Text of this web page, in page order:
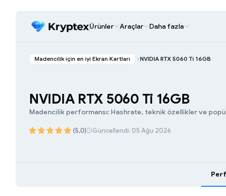
Ürünler Araçlar Daha fazla
Madencilik için en iyi Ekran Kartları NVIDIA RTX 5060 Ti 16GB
NVIDIA RTX 5060 Ti 16GB
Madencilik performansı: Hashrate, teknik özellikler ve
(5,0) Güncellendi: 05 Ağu 2026